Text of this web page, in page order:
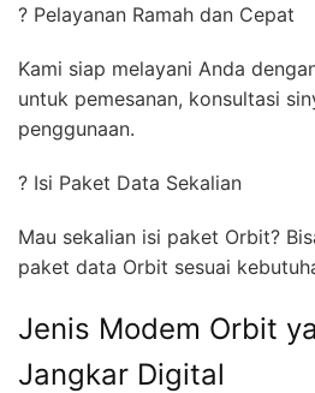
? Pelayanan Ramah dan Cepat
Kami siap melayani Anda
untuk pemesanan, konsultasi
penggunaan.
? Isi Paket Data Sekalian
Mau sekalian isi paket Orbit?
paket data Orbit sesuai
Jenis Modem Orbit
Jangkar Digital